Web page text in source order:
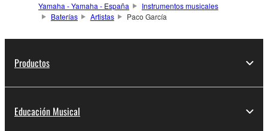
Yamaha - Yamaha - España
Instrumentos musicales
Baterías
Artistas Paco García
Productos
Educación Musical